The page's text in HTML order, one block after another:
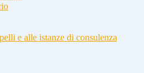
e alle istanze di consulenza